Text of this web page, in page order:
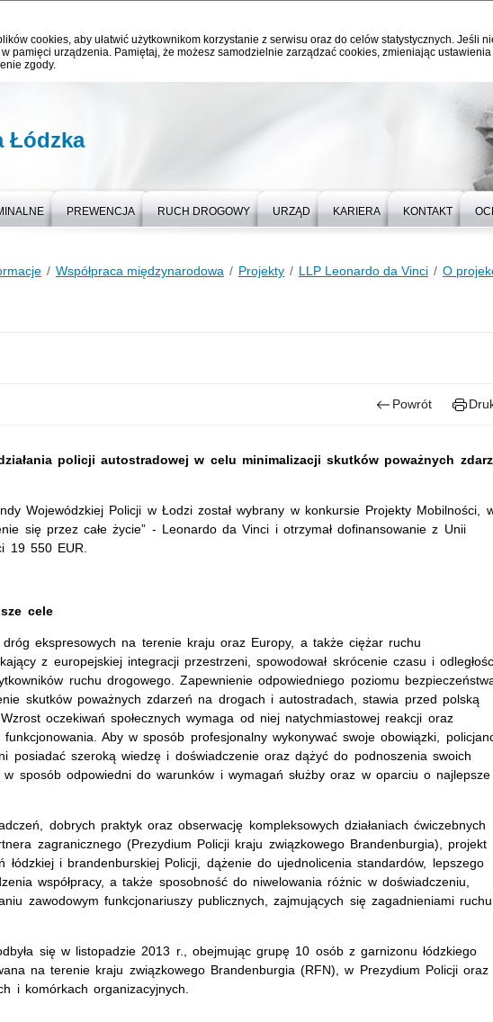
cookies, aby ułatwić użytkownikom korzystanie z serwisu oraz do celów statystycznych. Jeśli
pamięci urządzenia. Pamiętaj, że możesz samodzielnie zarządzać cookies, zmieniając
zgody.
Łódzka
PREWENCJA RUCH DROGOWY URZĄD KARIERA KONTAKT
Współpraca międzynarodowa Projekty LLP Leonardo da Vinci O
Powrót
policji autostradowej w celu minimalizacji skutków poważnych
Wojewódzkiej Policji w Łodzi został wybrany w konkursie Projekty Mobilności,
się przez całe życie” - Leonardo da Vinci i otrzymał dofinansowanie z Unii
19 550 EUR.
cele
ekspresowych na terenie kraju oraz Europy, a także ciężar ruchu
z europejskiej integracji przestrzeni, spowodował skrócenie czasu i
ruchu drogowego. Zapewnienie odpowiedniego poziomu
skutków poważnych zdarzeń na drogach i autostradach, stawia przed polską
oczekiwań społecznych wymaga od niej natychmiastowej reakcji oraz
funkcjonowania. Aby w sposób profesjonalny wykonywać swoje obowiązki,
posiadać szeroką wiedzę i doświadczenie oraz dążyć do podnoszenia swoich
w sposób odpowiedni do warunków i wymagań służby oraz w oparciu o najlepsze
dobrych praktyk oraz obserwację kompleksowych działaniach ćwiczebnych
zagranicznego (Prezydium Policji kraju związkowego Brandenburgia), projekt
łódzkiej i brandenburskiej Policji, dążenie do ujednolicenia standardów, lepszego
współpracy, a także sposobność do niwelowania różnic w doświadczeniu,
zawodowym funkcjonariuszy publicznych, zajmujących się zagadnieniami ruchu
się w listopadzie 2013 r., obejmując grupę 10 osób z garnizonu łódzkiego
na terenie kraju związkowego Brandenburgia (RFN), w Prezydium Policji oraz
i komórkach organizacyjnych.